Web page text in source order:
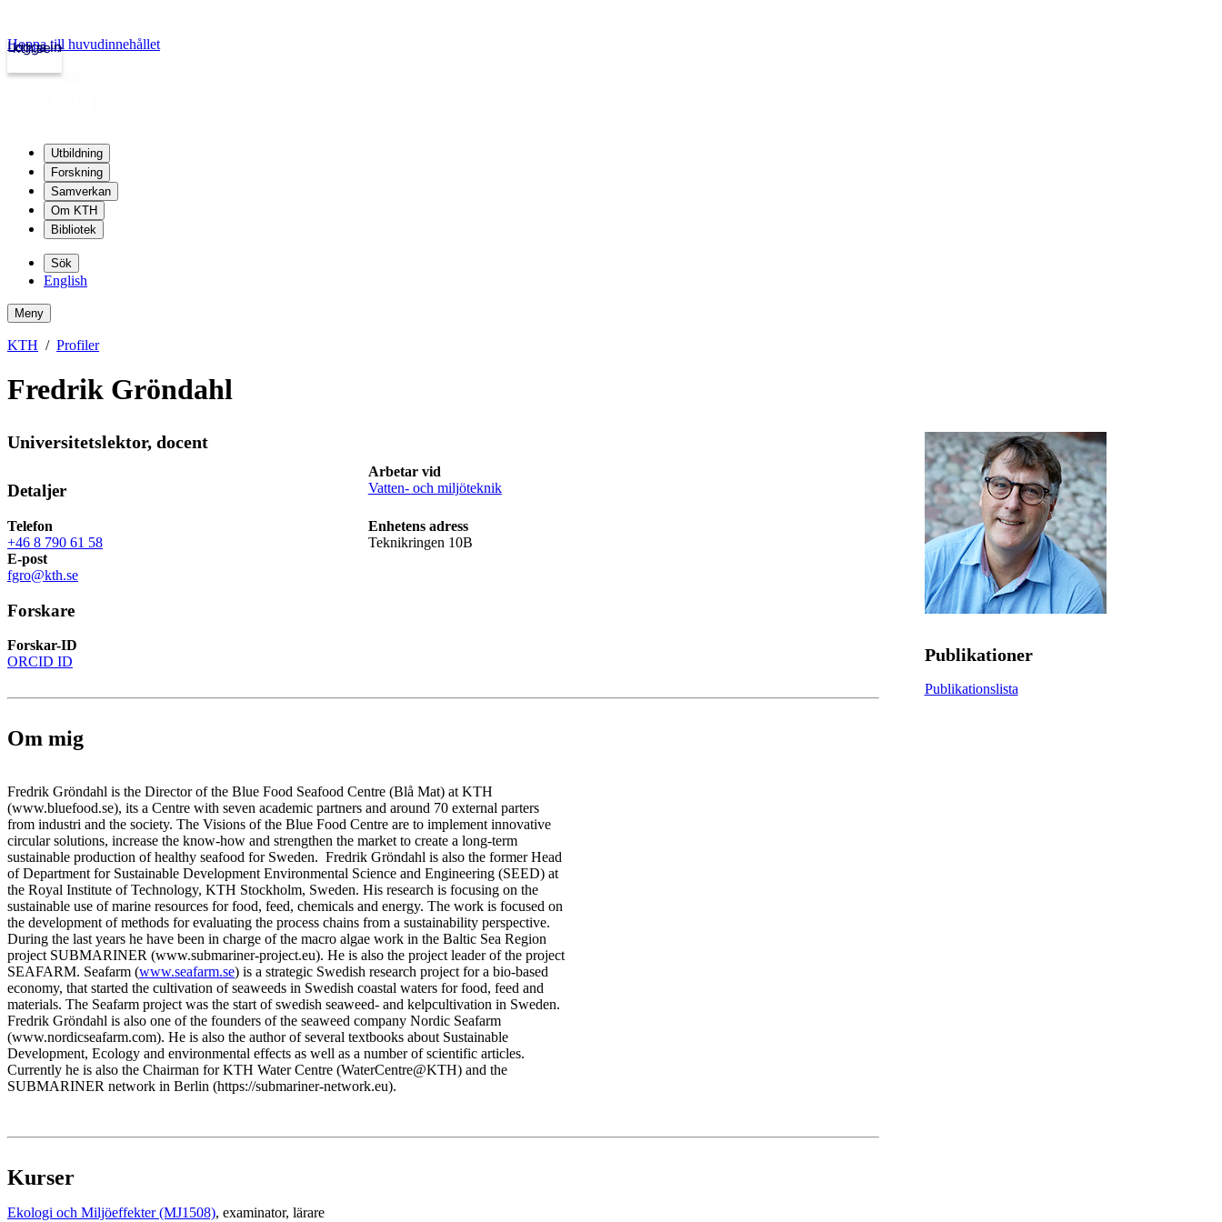
kth.se
Logga in
Hoppa till huvudinnehållet
Utbildning
Forskning
Samverkan
Om KTH
Bibliotek
Sök
English
Meny
KTH Profiler
Fredrik Gröndahl
Universitetslektor, docent
Detaljer
Arbetar vid
Vatten- och miljöteknik
Telefon
+46 8 790 61 58
Enhetens adress
Teknikringen 10B
E-post
fgro@kth.se
Forskare
Forskar-ID
ORCID ID
Om mig
Fredrik Gröndahl is the Director of the Blue Food Seafood Centre (Blå Mat) at KTH
(www.bluefood.se), its a Centre with seven academic partners and around 70 external parters
from industri and the society. The Visions of the Blue Food Centre are to implement innovative
circular solutions, increase the know-how and strengthen the market to create a long-term
sustainable production of healthy seafood for Sweden. Fredrik Gröndahl is also the former Head
of Department for Sustainable Development Environmental Science and Engineering (SEED) at
the Royal Institute of Technology, KTH Stockholm, Sweden. His research is focusing on the
sustainable use of marine resources for food, feed, chemicals and energy. The work is focused on
the development of methods for evaluating the process chains from a sustainability perspective.
During the last years he have been in charge of the macro algae work in the Baltic Sea Region
project SUBMARINER (www.submariner-project.eu). He is also the project leader of the project
SEAFARM. Seafarm (www.seafarm.se) is a strategic Swedish research project for a bio-based
economy, that started the cultivation of seaweeds in Swedish coastal waters for food, feed and
materials. The Seafarm project was the start of swedish seaweed- and kelpcultivation in Sweden.
Fredrik Gröndahl is also one of the founders of the seaweed company Nordic Seafarm
(www.nordicseafarm.com). He is also the author of several textbooks about Sustainable
Development, Ecology and environmental effects as well as a number of scientific articles.
Currently he is also the Chairman for KTH Water Centre (WaterCentre@KTH) and the
SUBMARINER network in Berlin (https://submariner-network.eu).
Kurser
Ekologi och Miljöeffekter (MJ1508), examinator, lärare
Publikationer
Publikationslista